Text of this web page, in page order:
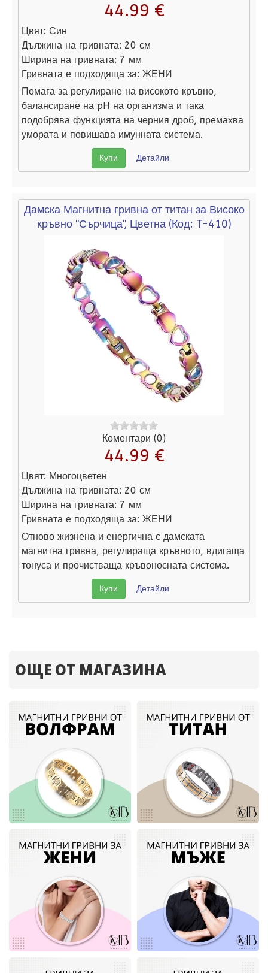
44.99 €
Цвят: Син
Дължина на гривната: 20 см
Ширина на гривната: 7 мм
Гривната е подходяща за: ЖЕНИ
Помага за регулиране на високото кръвно,
балансиране на pH на организма и така
подобрява функцията на черния дроб, премахва
умората и повишава имунната система.
Купи Детайли
Дамска Магнитна гривна от титан за Високо
кръвно "Сърчица", Цветна (Код: T-410)
Коментари (0)
44.99 €
Цвят: Многоцветен
Дължина на гривната: 20 см
Ширина на гривната: 7 мм
Гривната е подходяща за: ЖЕНИ
Отново жизнена и енергична с дамската
магнитна гривна, регулираща кръвното, вдигаща
тонуса и прочистваща кръвоносната система.
Купи Детайли
ОЩЕ ОТ МАГАЗИНА